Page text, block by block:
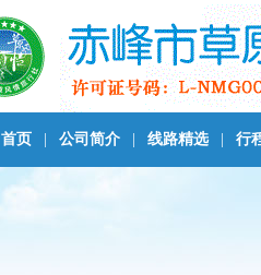
首页 公司简介 线路精选 行